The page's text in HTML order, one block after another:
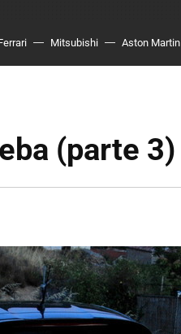
Mitsubishi Aston Martin
(parte 3)